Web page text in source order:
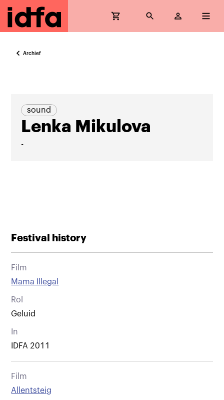
Archief
sound
Lenka Mikulova
-
Festival history
Film
Mama Illegal
Rol
Geluid
In
IDFA 2011
Film
Allentsteig